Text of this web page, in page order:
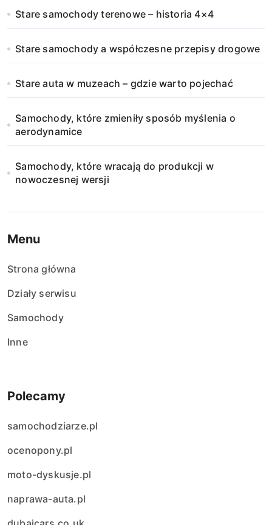
Stare samochody terenowe – historia 4×4
Stare samochody a współczesne przepisy drogowe
Stare auta w muzeach – gdzie warto pojechać
Samochody, które zmieniły sposób myślenia o
aerodynamice
Samochody, które wracają do produkcji w
nowoczesnej wersji
Menu
Strona główna
Działy serwisu
Samochody
Inne
Polecamy
samochodziarze.pl
ocenopony.pl
moto-dyskusje.pl
naprawa-auta.pl